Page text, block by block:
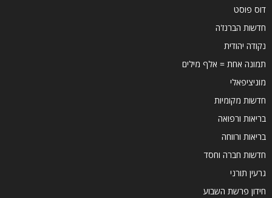
דוס פוסט
חדשות הברנז'ה
נקודה יהודית
תמונה אחת = אלף מילים
מוניציפאלי
חדשות מקומיות
בריאות ורפואה
בריאות ורווחה
חדשות חברה וחסד
גרעין תורני
חידון פרשת השבוע